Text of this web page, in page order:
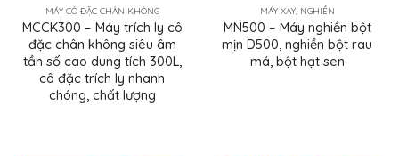
MÁY CÔ ĐẶC CHÂN KHÔNG
MCCK300 – Máy trích ly cô
đặc chân không siêu âm
tần số cao dung tích 300L,
cô đặc trích ly nhanh
chóng, chất lượng
MÁY XAY, NGHIỀN
MN500 – Máy nghiền bột
mịn D500, nghiền bột rau
má, bột hạt sen